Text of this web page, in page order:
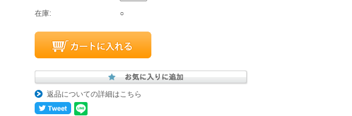
在庫: ○
返品についての詳細はこちら